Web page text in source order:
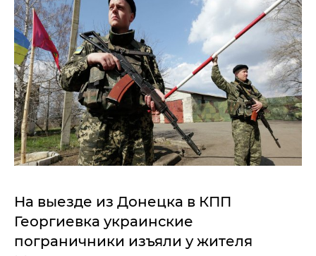
На выезде из Донецка в КПП
Георгиевка украинские
пограничники изъяли у жителя